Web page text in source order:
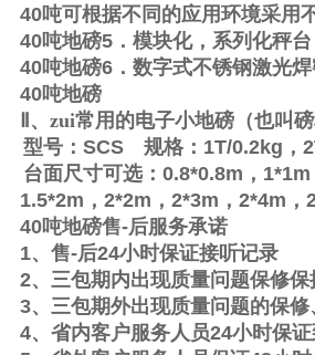
40吨可根据不同的应用环境采用
40吨地磅5 ．模块化，系列化秤
40吨地磅6 ．数字式不锈钢激光
40吨地磅
、zui常用的电子小地磅（也叫
型号： SCS 规格： 1T/0.2kg ，
台面尺寸可选： 0.8*0.8m ， 1*1m
1.5*2m ， 2*2m ， 2*3m ， 2*4m ，
40吨地磅售-后服务承诺
1、售-后24小时保证接听记录
2、三包期内出现质量问题保修保
3、三包期外出现质量问题的保
4、省内客户服务人员24小时保